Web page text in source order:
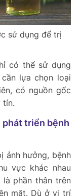
sử dụng để trị
có thể sử dụng
lựa chọn loại
có nguồn gốc
tín.
phát triển bệnh
ảnh hưởng, bệnh
vực khác nhau
phần thân trên
mặt. Dù ở vị trí